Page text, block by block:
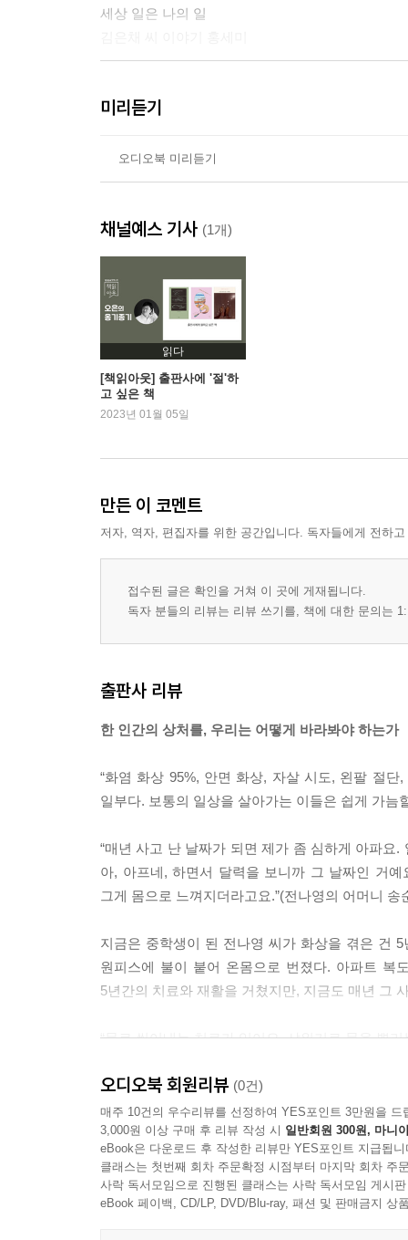
세상 일은 나의 일
엄문희 씨 이야기 송효정
당신, 괜찮아
정범식 씨 이야기 박희정
아주 작은 사랑이어도 좋다
작가의 말 홍은전
미리듣기
오디오북 미리듣기
채널예스 기사 (1개)
읽다
[책읽아웃] 출판사에 '절'하
고 싶은 책
2023년 01월 05일
만든 이 코멘트
저자, 역자, 편집자를 위한 공간입니다. 독자들에게 전하
접수된 글은 확인을 거쳐 이 곳에 게재됩니다.
독자 분들의 리뷰는 리뷰 쓰기를, 책에 대한 문의는
출판사 리뷰
한 인간의 상처를, 우리는 어떻게 바라봐야 하는가
“화염 화상 95%, 안면 화상, 자살 시도, 왼팔 절
일부다. 보통의 일상을 살아가는 이들은 쉽게 가
“매년 사고 난 날짜가 되면 제가 좀 심하게 아파요
아, 아프네, 하면서 달력을 보니까 그 날짜인 거
그게 몸으로 느껴지더라고요.”(전나영의 어머니 송
지금은 중학생이 된 전나영 씨가 화상을 겪은 건
원피스에 불이 붙어 온몸으로 번졌다. 아파트 복
5년간의 치료와 재활을 거쳤지만, 지금도 매년 그
“물로 씻어내는 치료가 있어요. 샤워기로 물을 뿌
길어져서 오래 기다리게 되면 그게 그렇게 힘들고
화상경험자들의 인터뷰에서 공통적인 것은 그들
수술을 치르면서 ”그렇게 심한 환자가 죽지 않은
고통이었다. 자연스럽게 우울증이 찾아왔고 죽음
오디오북 회원리뷰 (0건)
매주 10건의 우수리뷰를 선정하여 YES포인트 3만원을 드
3,000원 이상 구매 후 리뷰 작성 시 일반회원 300원, 마니
eBook은 다운로드 후 작성한 리뷰만 YES포인트 지급됩니
클래스는 첫번째 회차 주문확정 시점부터 마지막 회차 주
사락 독서모임으로 진행된 클래스는 사락 독서모임 게시
eBook 페이백, CD/LP, DVD/Blu-ray, 패션 및 판매금지 상